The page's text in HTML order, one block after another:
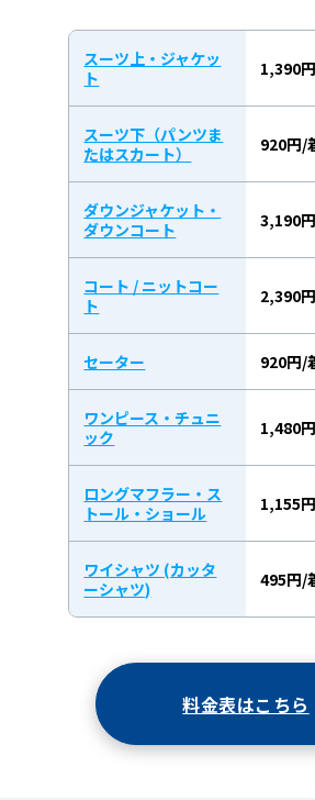
スーツ上・ジャケッ
ト
1,390
スーツ下（パンツま
たはスカート）
920円/
ダウンジャケット・
ダウンコート
3,190
コート / ニットコー
ト
2,390
セーター 920円/
ワンピース・チュニ
ック
1,480
ロングマフラー・ス
トール・ショール
1,155
ワイシャツ (カッタ
ーシャツ)
495円/
料金表はこちら